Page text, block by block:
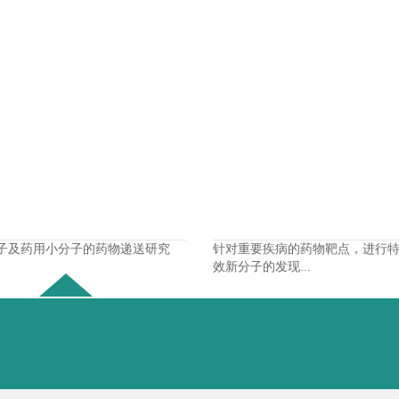
及药用小分子的药物递送研究
针对重要疾病的药物靶点，进行
效新分子的发现...